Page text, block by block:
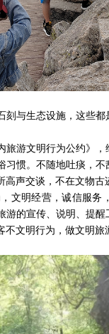
与生态设施，这些都
游文明行为公约》，
习惯。不随地吐痰，
声交谈，不在文物
明经营，诚信服务
游的宣传、说明、提
不文明行为，做文明旅